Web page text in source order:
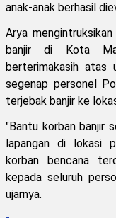
anak-anak berhasil
Arya
banjir di Kota
berterimakasih atas
segenap personel
terjebak banjir ke
"Bantu korban banjir
lapangan di lokasi
korban bencana
kepada seluruh
ujarnya.